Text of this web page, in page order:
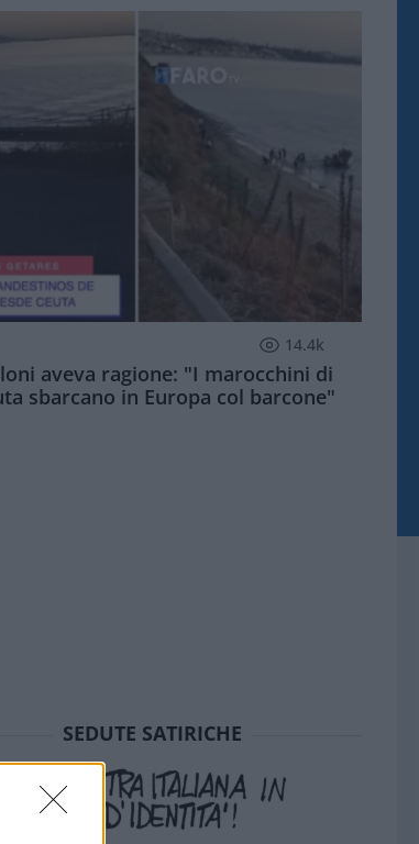
14.4k
aveva ragione: "I marocchini di
sbarcano in Europa col barcone"
SEDUTE SATIRICHE